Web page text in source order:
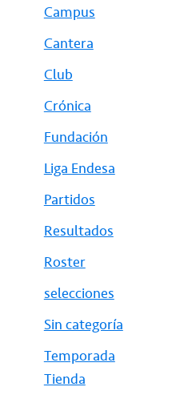
Campus
Cantera
Club
Crónica
Fundación
Liga Endesa
Partidos
Resultados
Roster
selecciones
Sin categoría
Temporada
Tienda